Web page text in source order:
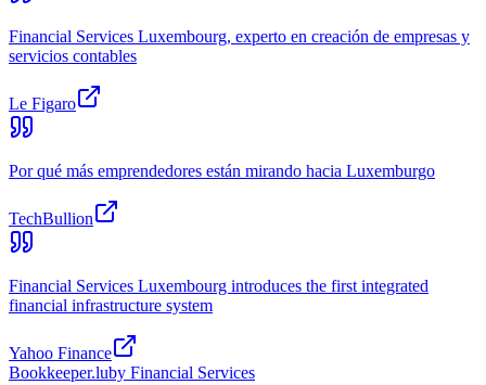
Financial Services Luxembourg, experto en creación de empresas y
servicios contables
Le Figaro
Por qué más emprendedores están mirando hacia Luxemburgo
TechBullion
Financial Services Luxembourg introduces the first integrated
financial infrastructure system
Yahoo Finance
Bookkeeper.luby Financial Services